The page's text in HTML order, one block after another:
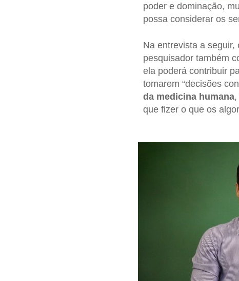
poder e dominação,
possa considerar os
Na entrevista a
pesquisador também
ela poderá contribuir
tomarem “decisões
da medicina humana,
que fizer o que os